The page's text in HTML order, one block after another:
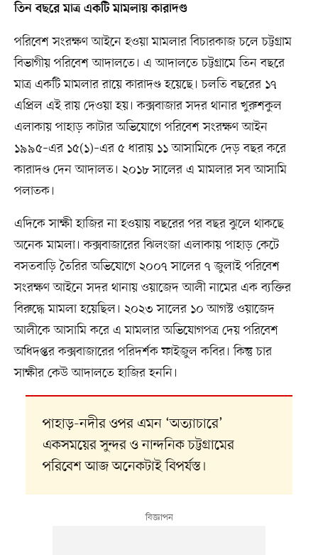
তিন বছরে মাত্র একটি মামলায় কারাদণ্ড
পরিবেশ সংরক্ষণ আইনে হওয়া মামলার বিচারকাজ চলে চট্টগ্রাম
বিভাগীয় পরিবেশ আদালতে। এ আদালতে চট্টগ্রামে তিন বছরে
মাত্র একটি মামলার রায়ে কারাদণ্ড হয়েছে। চলতি বছরের ১৭
এপ্রিল এই রায় দেওয়া হয়। কক্সবাজার সদর থানার খুরুশকুল
এলাকায় পাহাড় কাটার অভিযোগে পরিবেশ সংরক্ষণ আইন
১৯৯৫–এর ১৫(১)–এর ৫ ধারায় ১১ আসামিকে দেড় বছর করে
কারাদণ্ড দেন আদালত। ২০১৮ সালের এ মামলার সব আসামি
পলাতক।
এদিকে সাক্ষী হাজির না হওয়ায় বছরের পর বছর ঝুলে থাকছে
অনেক মামলা। কক্সবাজারের ঝিলংজা এলাকায় পাহাড় কেটে
বসতবাড়ি তৈরির অভিযোগে ২০০৭ সালের ৭ জুলাই পরিবেশ
সংরক্ষণ আইনে সদর থানায় ওয়াজেদ আলী নামের এক ব্যক্তির
বিরুদ্ধে মামলা হয়েছিল। ২০২৩ সালের ১০ আগস্ট ওয়াজেদ
আলীকে আসামি করে এ মামলার অভিযোগপত্র দেয় পরিবেশ
অধিদপ্তর কক্সবাজারের পরিদর্শক ফাইজুল কবির। কিন্তু চার
সাক্ষীর কেউ আদালতে হাজির হননি।
পাহাড়-নদীর ওপর এমন ‘অত্যাচারে’
একসময়ের সুন্দর ও নান্দনিক চট্টগ্রামের
পরিবেশ আজ অনেকটাই বিপর্যস্ত।